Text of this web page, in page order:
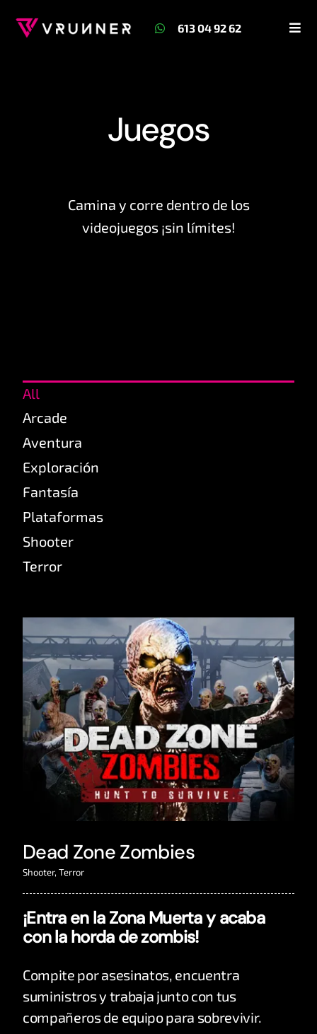
Precios
613 04 92 62
Juegos
Camina y corre dentro de los
videojuegos ¡sin límites!
All
Arcade
Aventura
Exploración
Fantasía
Plataformas
Shooter
Terror
Dead Zone Zombies
Shooter, Terror
¡Entra en la Zona Muerta y acaba
con la horda de zombis!
Compite por asesinatos, encuentra
suministros y trabaja junto con tus
compañeros de equipo para sobrevivir.